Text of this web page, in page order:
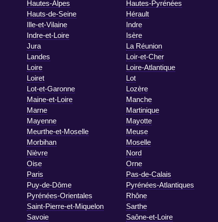
Hautes-Alpes
Hautes-Pyrénées
Hauts-de-Seine
Hérault
Ille-et-Vilaine
Indre
Indre-et-Loire
Isère
Jura
La Réunion
Landes
Loir-et-Cher
Loire
Loire-Atlantique
Loiret
Lot
Lot-et-Garonne
Lozère
Maine-et-Loire
Manche
Marne
Martinique
Mayenne
Mayotte
Meurthe-et-Moselle
Meuse
Morbihan
Moselle
Nièvre
Nord
Oise
Orne
Paris
Pas-de-Calais
Puy-de-Dôme
Pyrénées-Atlantiques
Pyrénées-Orientales
Rhône
Saint-Pierre-et-Miquelon
Sarthe
Savoie
Saône-et-Loire